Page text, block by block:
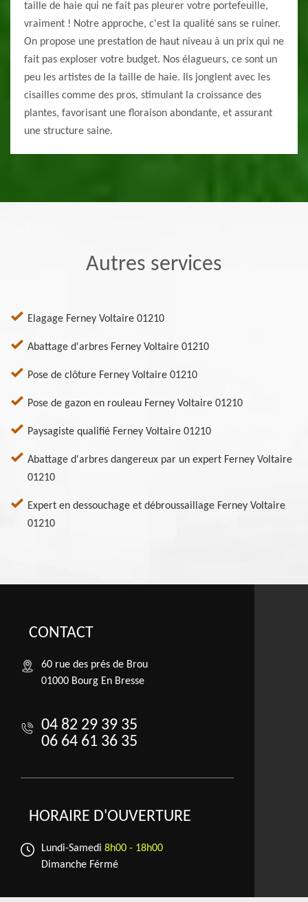
taille de haie qui ne fait pas pleurer votre portefeuille,
vraiment ! Notre approche, c'est la qualité sans se ruiner.
On propose une prestation de haut niveau à un prix qui ne
fait pas exploser votre budget. Nos élagueurs, ce sont un
peu les artistes de la taille de haie. Ils jonglent avec les
cisailles comme des pros, stimulant la croissance des
plantes, favorisant une floraison abondante, et assurant
une structure saine.
Autres services
Elagage Ferney Voltaire 01210
Abattage d'arbres Ferney Voltaire 01210
Pose de clôture Ferney Voltaire 01210
Pose de gazon en rouleau Ferney Voltaire 01210
Paysagiste qualifié Ferney Voltaire 01210
Abattage d'arbres dangereux par un expert Ferney Voltaire
01210
Expert en dessouchage et débroussaillage Ferney Voltaire
01210
CONTACT
60 rue des prés de Brou
01000 Bourg En Bresse
04 82 29 39 35
06 64 61 36 35
HORAIRE D'OUVERTURE
Lundi-Samedi 8h00 - 18h00
Dimanche Férmé